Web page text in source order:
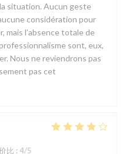
situation. Aucun geste
considération pour
mais l’absence totale de
sont, eux,
Nous ne reviendrons pas
pas cet
比 : 4/5